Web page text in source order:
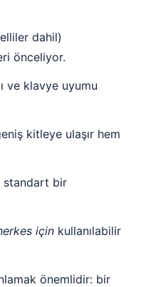
dahil)
önceliyor.
ve klavye uyumu
kitleye ulaşır hem
standart bir
için kullanılabilir
önemlidir: bir